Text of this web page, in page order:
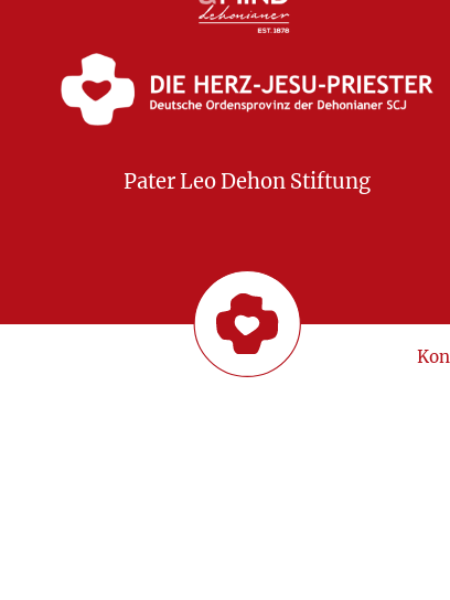
Pater Leo Dehon Stiftung